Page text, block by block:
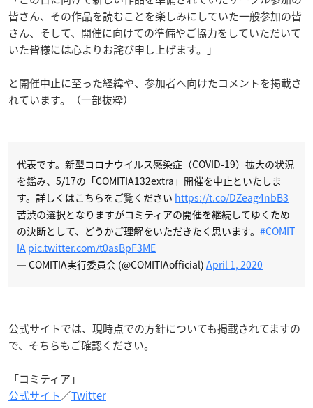
皆さん、その作品を読むことを楽しみにしていた一般参加の皆
さん、そして、開催に向けての準備やご協力をしていただいて
いた皆様には心よりお詫び申し上げます。」
と開催中止に至った経緯や、参加者へ向けたコメントを掲載さ
れています。（一部抜粋）
代表です。新型コロナウイルス感染症（COVID-19）拡大の状況
を鑑み、5/17の「COMITIA132extra」開催を中止といたしま
す。詳しくはこちらをご覧ください https://t.co/DZeag4nbB3
苦渋の選択となりますがコミティアの開催を継続してゆくため
の決断として、どうかご理解をいただきたく思います。 #COMIT
IA pic.twitter.com/t0asBpF3ME
— COMITIA実行委員会 (@COMITIAofficial) April 1, 2020
公式サイトでは、現時点での方針についても掲載されてますの
で、そちらもご確認ください。
「コミティア」
公式サイト／Twitter